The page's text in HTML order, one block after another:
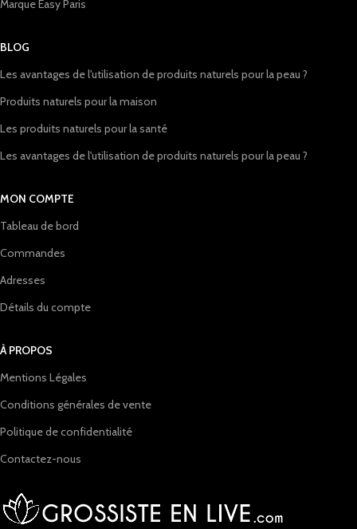
Marque Easy Paris
BLOG
Les avantages de l'utilisation de produits naturels pour la peau ?
Produits naturels pour la maison
Les produits naturels pour la santé
Les avantages de l'utilisation de produits naturels pour la peau ?
MON COMPTE
Tableau de bord
Commandes
Adresses
Détails du compte
À PROPOS
Mentions Légales
Conditions générales de vente
Politique de confidentialité
Contactez-nous